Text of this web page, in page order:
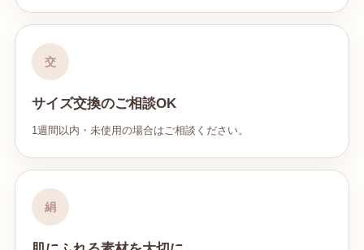
交
サイズ交換のご相談OK
1週間以内・未使用の場合はご相談ください。
絹